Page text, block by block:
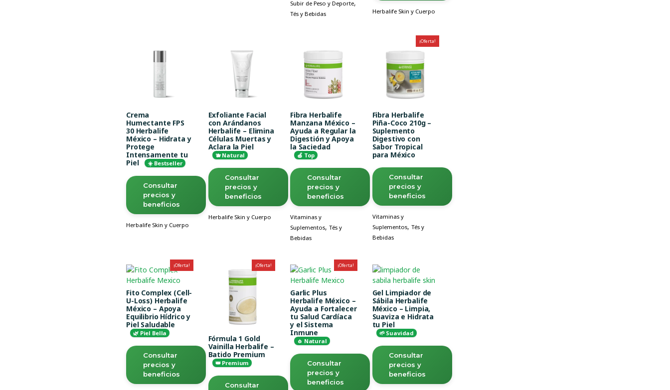
Subir de Peso y Deporte,
Tés y Bebidas Herbalife Skin y Cuerpo
Crema
Humectante FPS
30 Herbalife
México – Hidrata y
Protege
Intensamente tu
Piel
☀️ Bestseller
Consultar
precios y
beneficios
Herbalife Skin y Cuerpo
Exfoliante Facial
con Arándanos
Herbalife – Elimina
Células Muertas y
Aclara la Piel
🫐 Natural
Consultar
precios y
beneficios
Herbalife Skin y Cuerpo
Fibra Herbalife
Manzana México –
Ayuda a Regular la
Digestión y Apoya
la Saciedad
🍏 Top
Consultar
precios y
beneficios
Vitaminas y
Suplementos, Tés y
Bebidas
¡Oferta!
Fibra Herbalife
Piña-Coco 210g –
Suplemento
Digestivo con
Sabor Tropical
para México
Consultar
precios y
beneficios
Vitaminas y
Suplementos, Tés y
Bebidas
¡Oferta!
Fito Complex (Cell-
U-Loss) Herbalife
México – Apoya
Equilibrio Hídrico y
Piel Saludable
🌿 Piel Bella
Consultar
precios y
beneficios
¡Oferta!
Fórmula 1 Gold
Vainilla Herbalife –
Batido Premium
👑 Premium
Consultar
¡Oferta!
Garlic Plus
Herbalife México –
Ayuda a Fortalecer
tu Salud Cardíaca
y el Sistema
Inmune
🧄 Natural
Consultar
precios y
beneficios
Gel Limpiador de
Sábila Herbalife
México – Limpia,
Suaviza e Hidrata
tu Piel
🌱 Suavidad
Consultar
precios y
beneficios